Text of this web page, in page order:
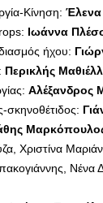
Κίνηση: Έλενα
Ιωάννα
ήχου:
Περικλής
Αλέξανδρος
σκηνοθέτιδος:
Χριστίνα
Νένα